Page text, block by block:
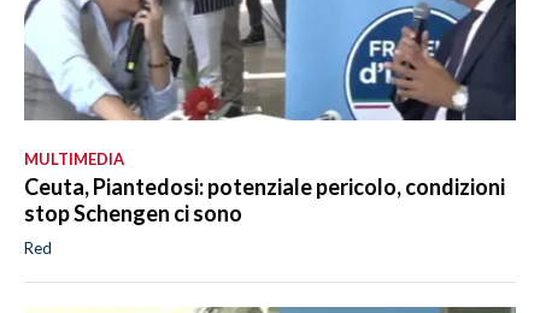
MULTIMEDIA
Ceuta, Piantedosi: potenziale pericolo, condizioni
stop Schengen ci sono
Red